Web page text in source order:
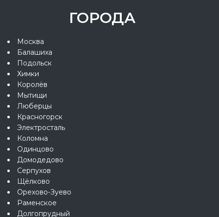
ГОРОДА
Москва
Балашиха
Подольск
Химки
Королёв
Мытищи
Люберцы
Красногорск
Электросталь
Коломна
Одинцово
Домодедово
Серпухов
Щёлково
Орехово-Зуево
Раменское
Долгопрудный